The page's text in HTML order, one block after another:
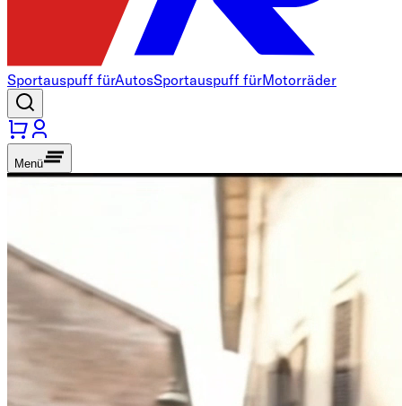
Sportauspuff fürAutosSportauspuff fürMotorräder
Menü